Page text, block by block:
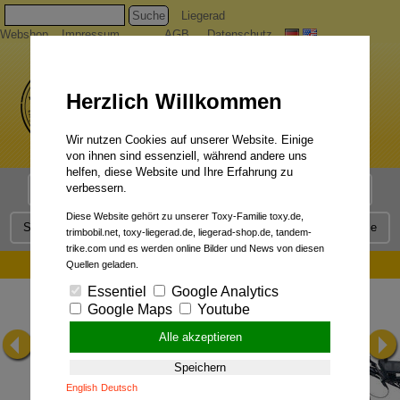
Suche
Liegerad
Webshop
Impressum AGB Datenschutz
Liegerad Modelle
Service Qualität Liegerad News Kontakt Presse
ARD Themenwoche `Der mobile Mensch`:
Herzlich Willkommen
Wir nutzen Cookies auf unserer Website. Einige
von ihnen sind essenziell, während andere uns
helfen, diese Website und Ihre Erfahrung zu
verbessern.
Diese Website gehört zu unserer Toxy-Familie toxy.de,
trimbobil.net, toxy-liegerad.de, liegerad-shop.de, tandem-
trike.com und es werden online Bilder und News von diesen
Quellen geladen.
Essentiel
Google Analytics
Google Maps
Youtube
Alle akzeptieren
Speichern
English Deutsch